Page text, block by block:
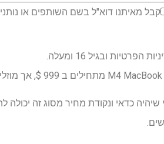
קבל מאיתנו דוא"ל בשם השותפים או
ובגיל 16 ומעלה.
לפחות 200- $ 300 דולר זול יותר כדי שיהיה כדאי ונקודת מחיר